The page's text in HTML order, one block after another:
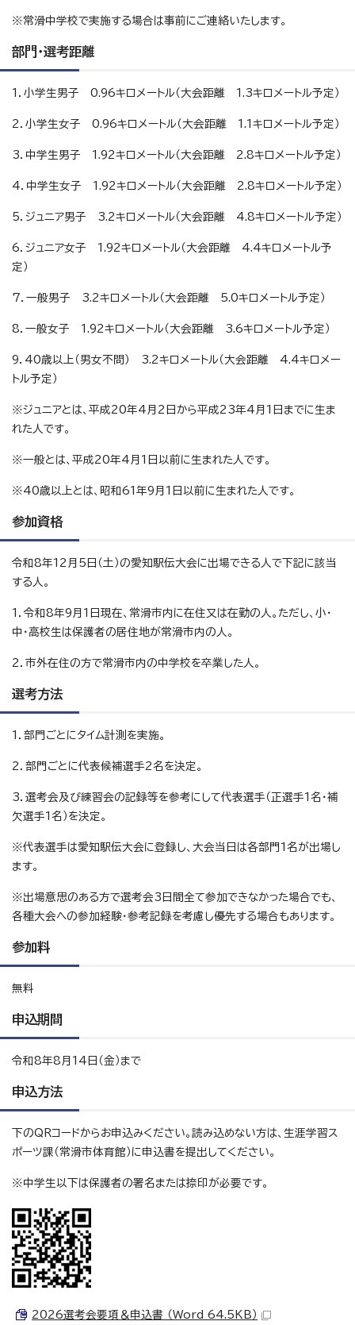
※常滑中学校で実施する場合は事前にご連絡いたします。
部門・選考距離
1．小学生男子 0.96キロメートル（大会距離 1.3キロメートル予定）
2．小学生女子 0.96キロメートル（大会距離 1.1キロメートル予定）
3．中学生男子 1.92キロメートル（大会距離 2.8キロメートル予定）
4．中学生女子 1.92キロメートル（大会距離 2.8キロメートル予定）
5．ジュニア男子 3.2キロメートル（大会距離 4.8キロメートル予定）
6．ジュニア女子 1.92キロメートル（大会距離 4.4キロメートル予
定）
7．一般男子 3.2キロメートル（大会距離 5.0キロメートル予定）
8．一般女子 1.92キロメートル（大会距離 3.6キロメートル予定）
9．40歳以上（男女不問） 3.2キロメートル（大会距離 4.4キロメー
トル予定）
※ジュニアとは、平成20年4月2日から平成23年4月1日までに生ま
れた人です。
※一般とは、平成20年4月1日以前に生まれた人です。
※40歳以上とは、昭和61年9月1日以前に生まれた人です。
参加資格
令和8年12月5日（土）の愛知駅伝大会に出場できる人で下記に該当
する人。
1．令和8年9月1日現在、常滑市内に在住又は在勤の人。ただし、小・
中・高校生は保護者の居住地が常滑市内の人。
2．市外在住の方で常滑市内の中学校を卒業した人。
選考方法
1．部門ごとにタイム計測を実施。
2．部門ごとに代表候補選手2名を決定。
3．選考会及び練習会の記録等を参考にして代表選手（正選手1名・補
欠選手1名）を決定。
※代表選手は愛知駅伝大会に登録し、大会当日は各部門1名が出場し
ます。
※出場意思のある方で選考会3日間全て参加できなかった場合でも、
各種大会への参加経験・参考記録を考慮し優先する場合もあります。
参加料
無料
申込期間
令和8年8月14日（金）まで
申込方法
下のQRコードからお申込みください。読み込めない方は、生涯学習ス
ポーツ課（常滑市体育館）に申込書を提出してください。
※中学生以下は保護者の署名または捺印が必要です。
2026選考会要項＆申込書 （Word 64.5KB）